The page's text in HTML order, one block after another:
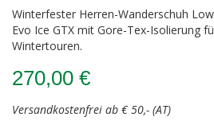
Winterfester Herren-Wanderschuh
Evo Ice GTX mit Gore-Tex-Isolierung
Wintertouren.
270,00 €
Versandkostenfrei ab € 50,- (AT)